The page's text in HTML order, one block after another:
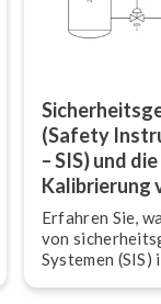
(Safety
– SIS) und
Ka­li­brie­rung
Erfahren Sie,
von
Systemen